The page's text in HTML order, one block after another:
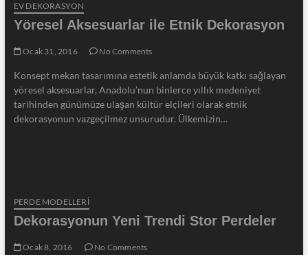
EV DEKORASYON
Yöresel Aksesuarlar ile Etnik Dekorasyon
Ocak 31, 2016 No Comments
Konsept mekan tasarımına estetik anlamda büyük katkı sağlayan
yöresel aksesuarlar, Anadolu’nun binlerce yıllık medeniyet
tarihinden günümüze ulaşan kültür elçileri olarak etnik
dekorasyonun vazgeçilmez unsurudur. Ülkemizin…
PERDE MODELLERI
Dekorasyonun Yeni Trendi Stor Perdeler
Ocak 8, 2016 No Comments